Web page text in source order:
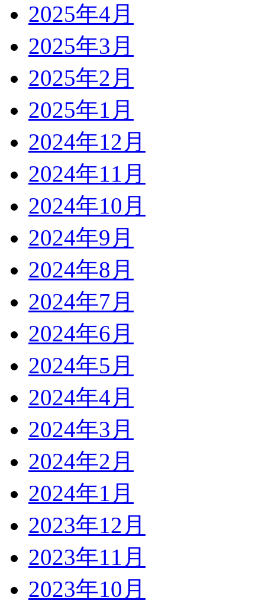
2025年4月
2025年3月
2025年2月
2025年1月
2024年12月
2024年11月
2024年10月
2024年9月
2024年8月
2024年7月
2024年6月
2024年5月
2024年4月
2024年3月
2024年2月
2024年1月
2023年12月
2023年11月
2023年10月